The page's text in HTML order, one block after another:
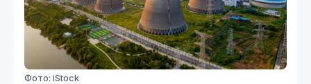
Фото: iStock